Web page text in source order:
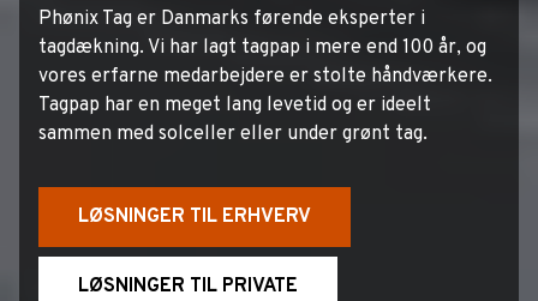
Phønix Tag er Danmarks førende eksperter i
tagdækning. Vi har lagt tagpap i mere end 100 år, og
vores erfarne medarbejdere er stolte håndværkere.
Tagpap har en meget lang levetid og er ideelt
sammen med solceller eller under grønt tag.
LØSNINGER TIL ERHVERV
LØSNINGER TIL PRIVATE